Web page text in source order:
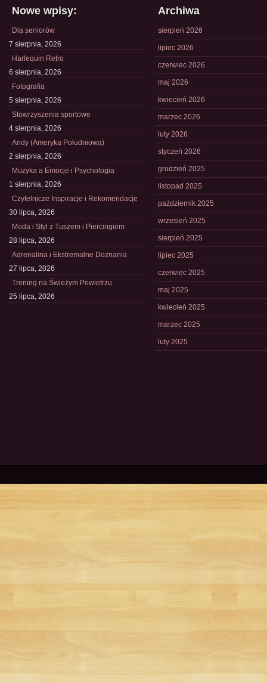
Nowe wpisy:
Dla seniorów
7 sierpnia, 2026
Harlequin Retro
6 sierpnia, 2026
Fotografia
5 sierpnia, 2026
Stowrzyszenia sportowe
4 sierpnia, 2026
Andy (Ameryka Południowa)
2 sierpnia, 2026
Muzyka a Emocje i Psychologia
1 sierpnia, 2026
Czytelnicze Inspiracje i Rekomendacje
30 lipca, 2026
Moda i Styl z Tuszem i Piercingiem
28 lipca, 2026
Adrenalina i Ekstremalne Doznania
27 lipca, 2026
Trening na Świeżym Powietrzu
25 lipca, 2026
Archiwa
sierpień 2026
lipiec 2026
czerwiec 2026
maj 2026
kwiecień 2026
marzec 2026
luty 2026
styczeń 2026
grudzień 2025
listopad 2025
październik 2025
wrzesień 2025
sierpień 2025
lipiec 2025
czerwiec 2025
maj 2025
kwiecień 2025
marzec 2025
luty 2025